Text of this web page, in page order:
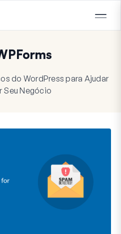
do WordPress para Ajudar
Seu Negócio